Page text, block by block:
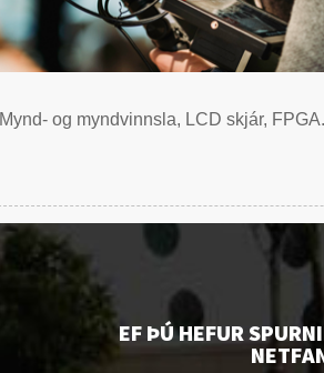
Mynd- og myndvinnsla, LCD skjár, FPGA.
EF ÞÚ HEFUR